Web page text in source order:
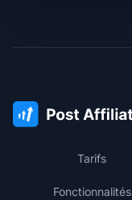
Tarifs
Fonctionnalités